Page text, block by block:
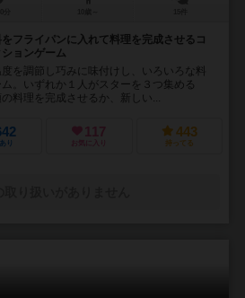
フライパンに入れて料理を完成させるコ
ョンゲーム
を調節し巧みに味付けし、いろいろな料
ム。いずれか１人がスターを３つ集める
料理を完成させるか、新しい...
り
117
お気に入り
443
持ってる